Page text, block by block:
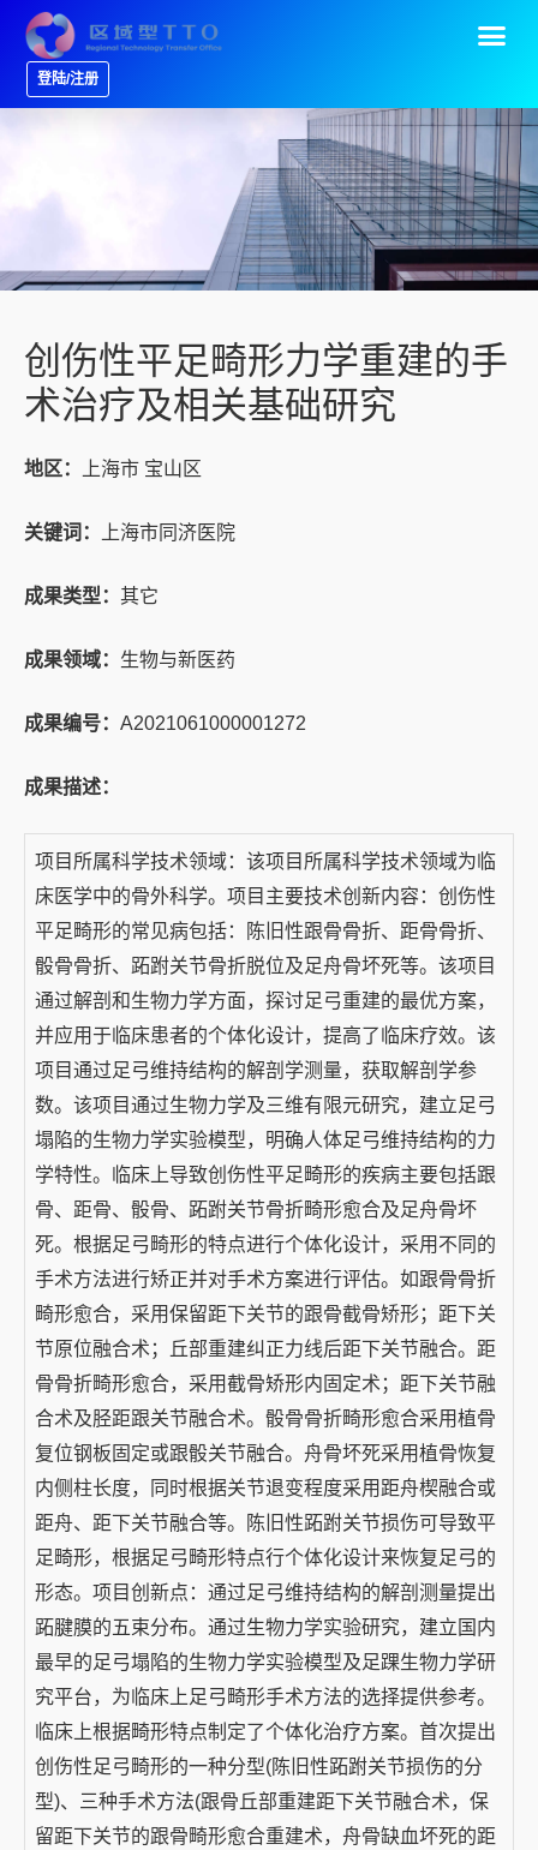
登陆/注册
创伤性平足畸形力学重建的手
术治疗及相关基础研究
地区： 上海市 宝山区
关键词： 上海市同济医院
成果类型： 其它
成果领域： 生物与新医药
成果编号： A2021061000001272
成果描述：
项目所属科学技术领域：该项目所属科学技术领域为临
床医学中的骨外科学。项目主要技术创新内容：创伤性
平足畸形的常见病包括：陈旧性跟骨骨折、距骨骨折、
骰骨骨折、跖跗关节骨折脱位及足舟骨坏死等。该项目
通过解剖和生物力学方面，探讨足弓重建的最优方案，
并应用于临床患者的个体化设计，提高了临床疗效。该
项目通过足弓维持结构的解剖学测量，获取解剖学参
数。该项目通过生物力学及三维有限元研究，建立足弓
塌陷的生物力学实验模型，明确人体足弓维持结构的力
学特性。临床上导致创伤性平足畸形的疾病主要包括跟
骨、距骨、骰骨、跖跗关节骨折畸形愈合及足舟骨坏
死。根据足弓畸形的特点进行个体化设计，采用不同的
手术方法进行矫正并对手术方案进行评估。如跟骨骨折
畸形愈合，采用保留距下关节的跟骨截骨矫形；距下关
节原位融合术；丘部重建纠正力线后距下关节融合。距
骨骨折畸形愈合，采用截骨矫形内固定术；距下关节融
合术及胫距跟关节融合术。骰骨骨折畸形愈合采用植骨
复位钢板固定或跟骰关节融合。舟骨坏死采用植骨恢复
内侧柱长度，同时根据关节退变程度采用距舟楔融合或
距舟、距下关节融合等。陈旧性跖跗关节损伤可导致平
足畸形，根据足弓畸形特点行个体化设计来恢复足弓的
形态。项目创新点：通过足弓维持结构的解剖测量提出
跖腱膜的五束分布。通过生物力学实验研究，建立国内
最早的足弓塌陷的生物力学实验模型及足踝生物力学研
究平台，为临床上足弓畸形手术方法的选择提供参考。
临床上根据畸形特点制定了个体化治疗方案。首次提出
创伤性足弓畸形的一种分型(陈旧性跖跗关节损伤的分
型)、三种手术方法(跟骨丘部重建距下关节融合术，保
留距下关节的跟骨畸形愈合重建术，舟骨缺血坏死的距